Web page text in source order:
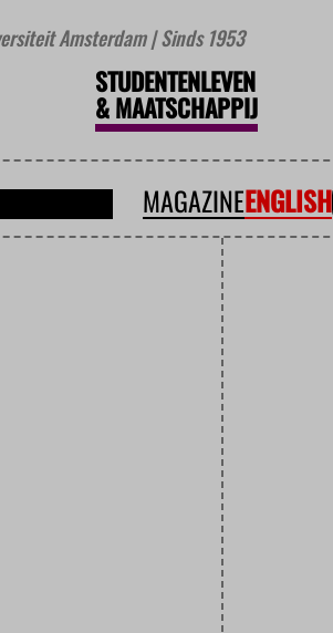
Amsterdam | Sinds 1953
STUDENTENLEVEN
&MAATSCHAPPIJ
MAGAZINEENGLISH